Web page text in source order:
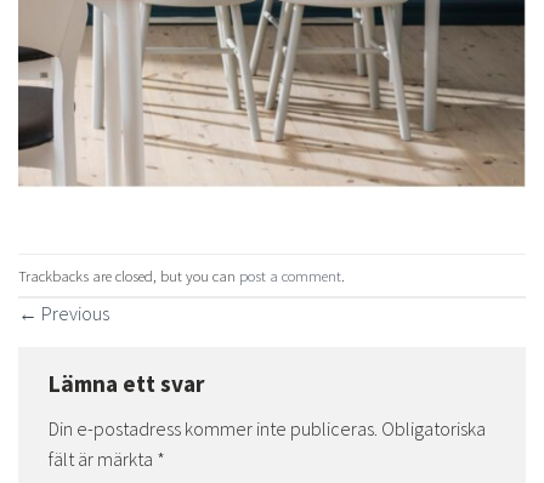
Trackbacks are closed, but you can post a comment
← Previous
Lämna ett svar
Din e-postadress kommer inte publiceras. Obligatoriska
fält är märkta *